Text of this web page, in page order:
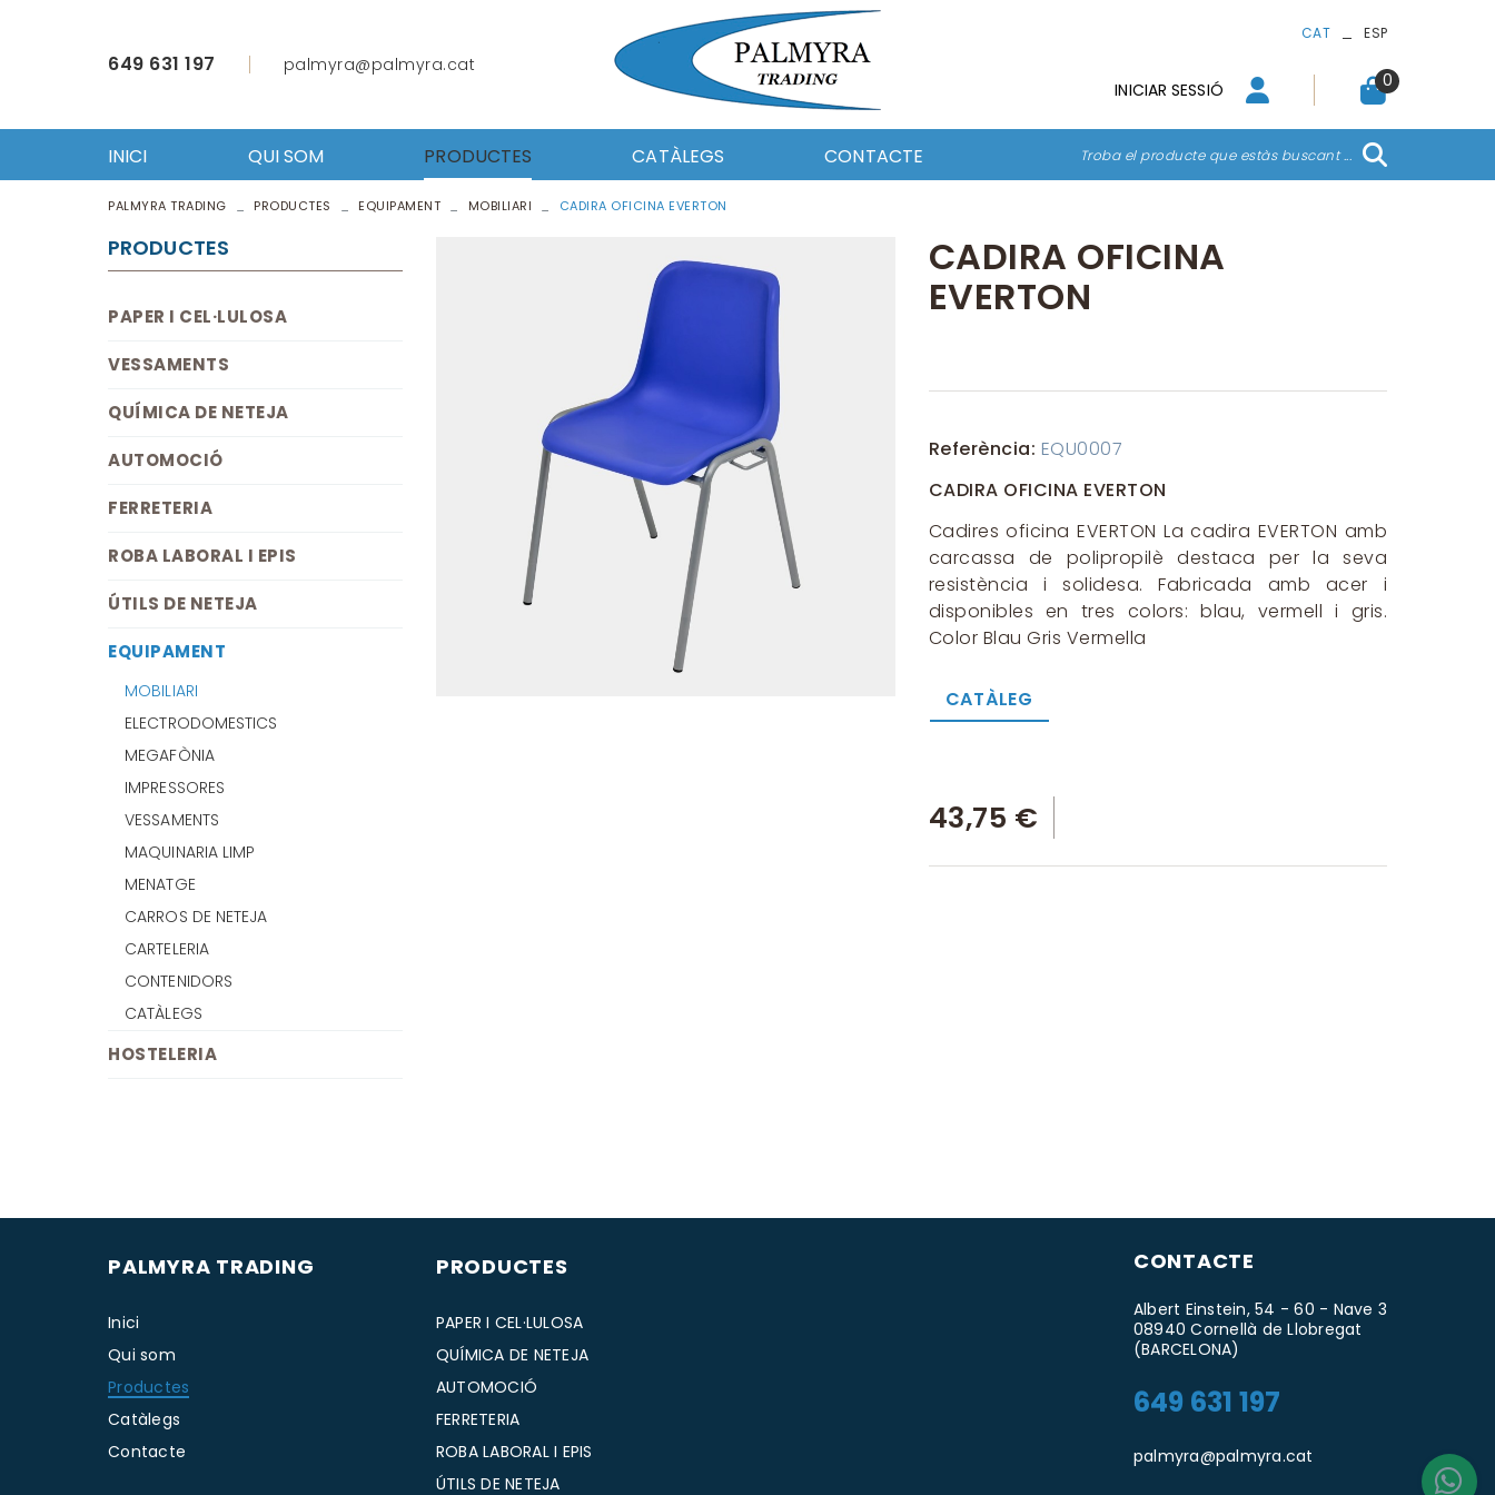
649 631 197 palmyra@palmyra.cat
CAT ESP
INICIAR SESSIÓ 0
INICI QUI SOM PRODUCTES
PAPER I CEL·LULOSA
CATÀLEGS
PAPER I CEL-LULOSA
FERRETERIA
EQUIPAMENT
QUÍMICA DE NETEJA
AUTOMOCIÓ
CONTACTE Troba el producte que estàs buscant ...
PALMYRA TRADING PRODUCTES EQUIPAMENT MOBILIARI CADIRA OFICINA EVERTON
CADIRA OFICINA
EVERTON
Referència: EQU0007
CADIRA OFICINA EVERTON
Cadires oficina EVERTON La cadira EVERTON amb
carcassa de polipropilè destaca per la seva
resistència i solidesa. Fabricada amb acer i
disponibles en tres colors: blau, vermell i gris.
Color Blau Gris Vermella
CATÀLEG
43,75 €
PRODUCTES
PAPER I CEL·LULOSA
VESSAMENTS
QUÍMICA DE NETEJA
AUTOMOCIÓ
FERRETERIA
ROBA LABORAL I EPIS
ÚTILS DE NETEJA
EQUIPAMENT
MOBILIARI
ELECTRODOMESTICS
MEGAFÒNIA
IMPRESSORES
VESSAMENTS
MAQUINARIA LIMP
MENATGE
CARROS DE NETEJA
CARTELERIA
CONTENIDORS
CATÀLEGS
HOSTELERIA
PALMYRA TRADING
Inici
Qui som
Productes
Catàlegs
Contacte
PRODUCTES
PAPER I CEL·LULOSA
QUÍMICA DE NETEJA
AUTOMOCIÓ
FERRETERIA
ROBA LABORAL I EPIS
ÚTILS DE NETEJA
CONTACTE
Albert Einstein, 54 - 60 - Nave 3
08940 Cornellà de Llobregat
(BARCELONA)
649 631 197
palmyra@palmyra.cat